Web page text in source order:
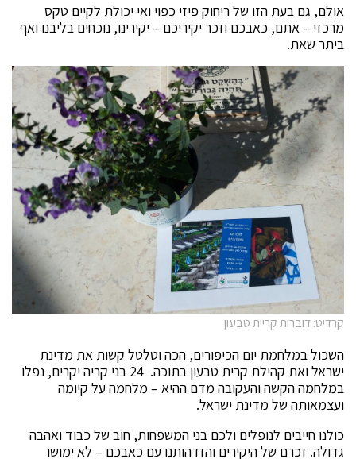
אולם, גם בעת הזו של ריחוק פיזי כפוי ואי יכולת לקיים טקס
מרכזי – אתם, כאבכם וזכר יקיריכם – יקירינו, נוכחים בליבנו ואף
ביתר שאת.
קרדיט: דוברות קריית טבעון
השכול במלחמת יום הכיפורים, הכה וטלטל קשות את מדינת
ישראל ואת קהילת קרית טבעון בתוכה. 24 בני קריה יקרים, נפלו
במלחמה הקשה והעקובה מדם ההיא – מלחמה על קיומה
ועצמאותה של מדינת ישראל.
כולנו חייבים לנופלים ולכם בני המשפחות, חוב של כבוד ואהבה
גדולה. זכרם של היקירים והזדהותנו עם כאבכם – לא ימושו